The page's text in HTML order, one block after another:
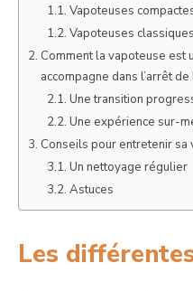
Vapoteuses
Vapoteuses classiques
Comment la vapoteuse est
accompagne dans l’arrêt
Une transition
Une expérience sur-
Conseils pour entretenir sa
Un nettoyage régulier
Astuces
Les